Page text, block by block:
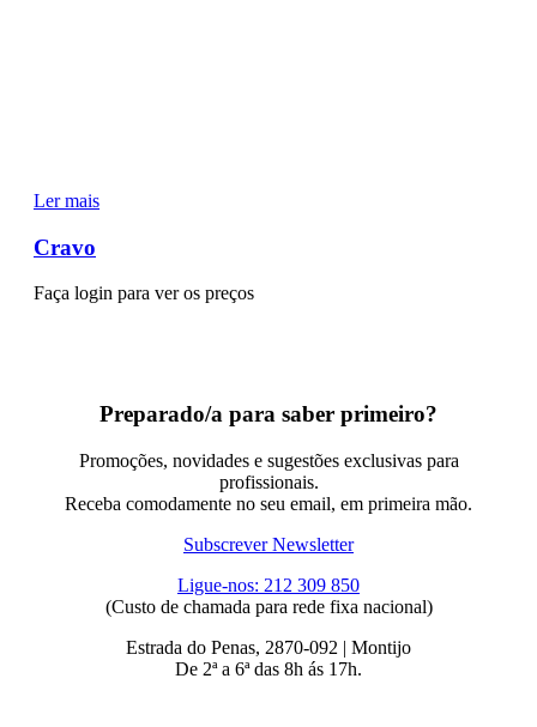
Ler mais
Cravo
Faça login para ver os preços
Preparado/a para saber primeiro?
Promoções, novidades e sugestões exclusivas para
profissionais.
Receba comodamente no seu email, em primeira mão.
Subscrever Newsletter
Ligue-nos: 212 309 850
(Custo de chamada para rede fixa nacional)
Estrada do Penas, 2870-092 | Montijo
De 2ª a 6ª das 8h ás 17h.